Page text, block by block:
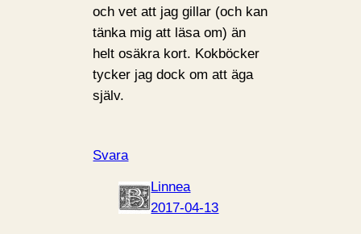
och vet att jag gillar (och kan
tänka mig att läsa om) än
helt osäkra kort. Kokböcker
tycker jag dock om att äga
själv.
Svara
Linnea
2017-04-13